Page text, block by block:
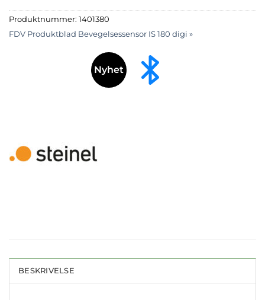
Produktnummer: 1401380
FDV Produktblad Bevegelsessensor IS 180 digi »
Nyhet
BESKRIVELSE